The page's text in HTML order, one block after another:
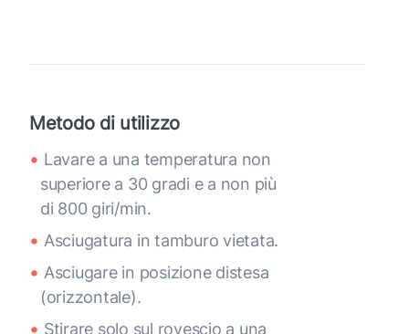
Metodo di utilizzo
Lavare a una temperatura non
superiore a 30 gradi e a non più
di 800 giri/min.
Asciugatura in tamburo vietata.
Asciugare in posizione distesa
(orizzontale).
Stirare solo sul rovescio a una